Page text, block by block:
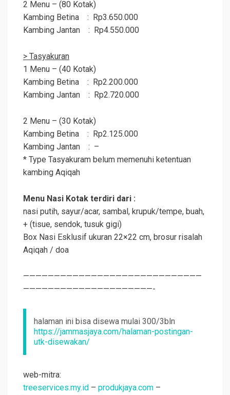
2 Menu – (80 Kotak)
Kambing Betina : Rp3.650.000
Kambing Jantan : Rp4.550.000
> Tasyakuran
1 Menu – (40 Kotak)
Kambing Betina : Rp2.200.000
Kambing Jantan : Rp2.720.000
2 Menu – (30 Kotak)
Kambing Betina : Rp2.125.000
Kambing Jantan : –
* Type Tasyakuram belum memenuhi ketentuan
kambing Aqiqah
Menu Nasi Kotak terdiri dari :
nasi putih, sayur/acar, sambal, krupuk/tempe, buah,
+ (tisue, sendok, tusuk gigi)
Box Nasi Esklusif ukuran 22×22 cm, brosur risalah
Aqiqah / doa
—————————————————————————————
—————————————————————-
halaman ini bisa disewa mulai 300/3bln
https://jammasjaya.com/halaman-postingan-
utk-disewakan/
web-mitra:
treeservices.my.id – produkjaya.com –